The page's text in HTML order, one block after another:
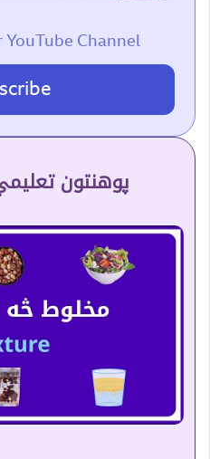
Channel
پوهنتون